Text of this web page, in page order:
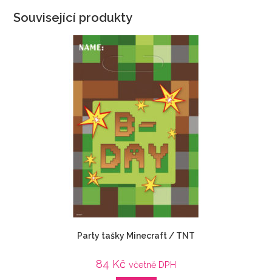
Související produkty
Party tašky Minecraft / TNT
84 Kč včetně DPH